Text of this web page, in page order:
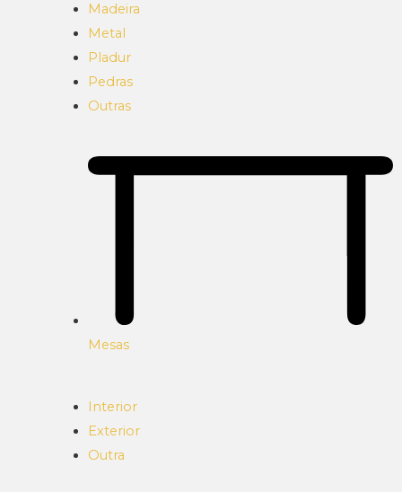
Madeira
Metal
Pladur
Pedras
Outras
Mesas
Interior
Exterior
Outra